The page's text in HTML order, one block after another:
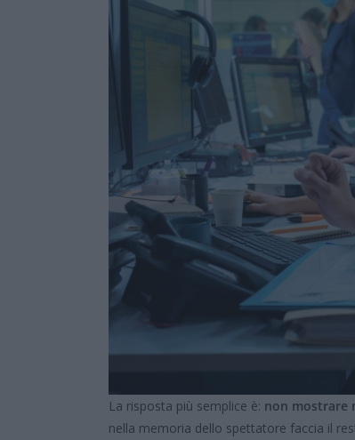
La risposta più semplice è: non mostrare
nella memoria dello spettatore faccia il